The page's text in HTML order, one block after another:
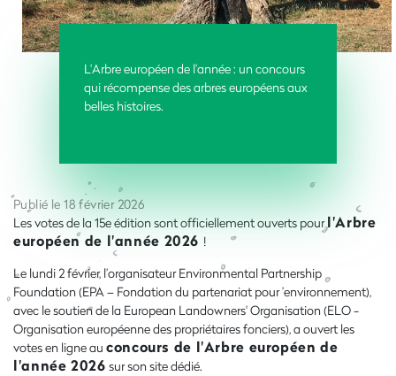
L'Arbre européen de l'année : un concours
qui récompense des arbres européens aux
belles histoires.
Publié le 18 février 2026
Les votes de la 15e édition sont officiellement ouverts pourl'Arbre
européen de l'année 2026 !
Le lundi 2 février, l’organisateur Environmental Partnership
Foundation (EPA – Fondation du partenariat pour ’environnement),
avec le soutien de la European Landowners' Organisation (ELO -
Organisation européenne des propriétaires fonciers), a ouvert les
votes en ligne au concours de l'Arbre européen de
l'année 2026 sur son site dédié.